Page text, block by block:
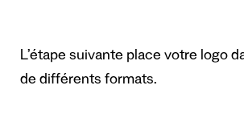
L’étape suivante place votre logo
de différents formats.